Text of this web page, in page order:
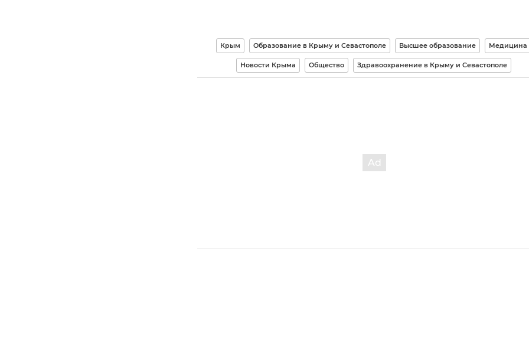
Крым Образование в Крыму и Севастополе Высшее образование Медицина
Новости Крыма Общество Здравоохранение в Крыму и Севастополе